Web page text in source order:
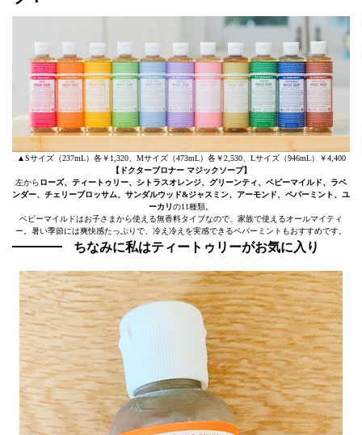
▲Sサイズ（237mL）各￥1,320、Mサイズ（473mL）各￥2,530、Lサイズ（946mL）￥4,400
【ドクターブロナー マジックソープ】
左からローズ、ティートゥリー、シトラスオレンジ、グリーンティ、ベビーマイルド、ラベ
ンダー、チェリーブロッサム、サンダルウッド&ジャスミン、アーモンド、ペパーミント、ユ
ーカリの11種類。
ベビーマイルドはお子さまから使える無香料タイプなので、家族で使えるオールマイティ
ー。暑い季節には爽快感たっぷりで、冷え冷えを実感できるペパーミントもおすすめです。
ちなみに私はティートゥリーがお気に入り